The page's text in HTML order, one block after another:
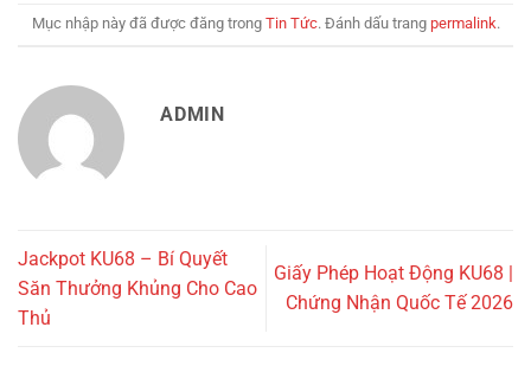
Mục nhập này đã được đăng trong Tin Tức. Đánh dấu trang permalink.
ADMIN
Jackpot KU68 – Bí Quyết
Săn Thưởng Khủng Cho Cao
Thủ
Giấy Phép Hoạt Động KU68 |
Chứng Nhận Quốc Tế 2026